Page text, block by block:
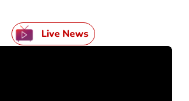
Live News